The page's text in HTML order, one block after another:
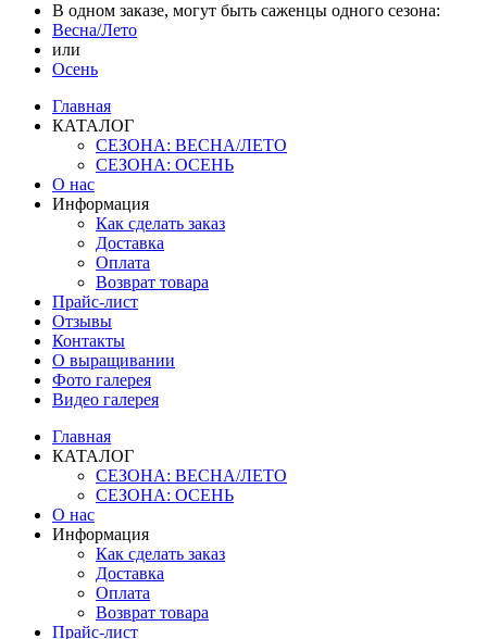
В одном заказе, могут быть саженцы одного сезона:
Весна/Лето
или
Осень
Главная
КАТАЛОГ
СЕЗОНА: ВЕСНА/ЛЕТО
СЕЗОНА: ОСЕНЬ
О нас
Информация
Как сделать заказ
Доставка
Оплата
Возврат товара
Прайс-лист
Отзывы
Контакты
О выращивании
Фото галерея
Видео галерея
Главная
КАТАЛОГ
СЕЗОНА: ВЕСНА/ЛЕТО
СЕЗОНА: ОСЕНЬ
О нас
Информация
Как сделать заказ
Доставка
Оплата
Возврат товара
Прайс-лист